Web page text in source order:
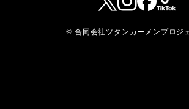
© 合同会社ツタンカーメンプロジ